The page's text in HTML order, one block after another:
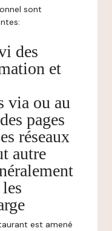
sont
des
et
via ou au
pages
réseaux
autre
est amené